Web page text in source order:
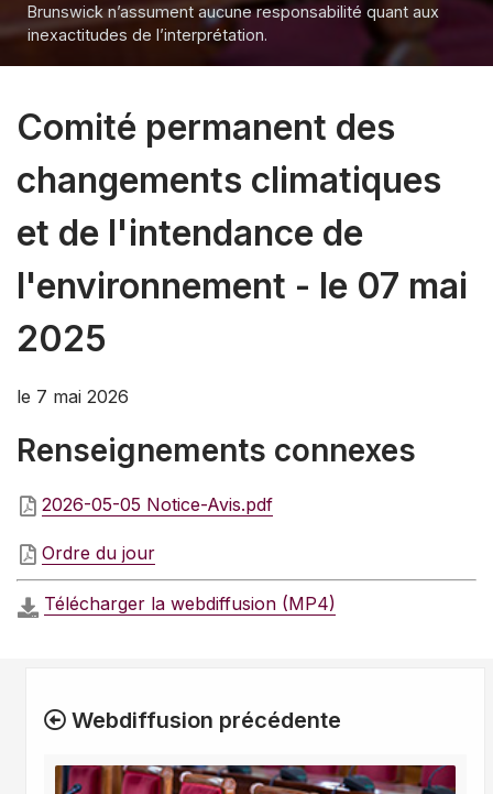
Brunswick n’assument aucune responsabilité quant aux
inexactitudes de l’interprétation.
Comité permanent des
changements climatiques
et de l'intendance de
l'environnement - le 07 mai
2025
le 7 mai 2026
Renseignements connexes
2026-05-05 Notice-Avis.pdf
Ordre du jour
Télécharger la webdiffusion (MP4)
Webdiffusion précédente